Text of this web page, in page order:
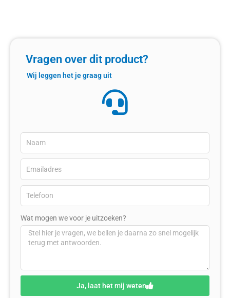
Vragen over dit product?
Wij leggen het je graag uit
Wat mogen we voor je uitzoeken?
Ja, laat het mij weten